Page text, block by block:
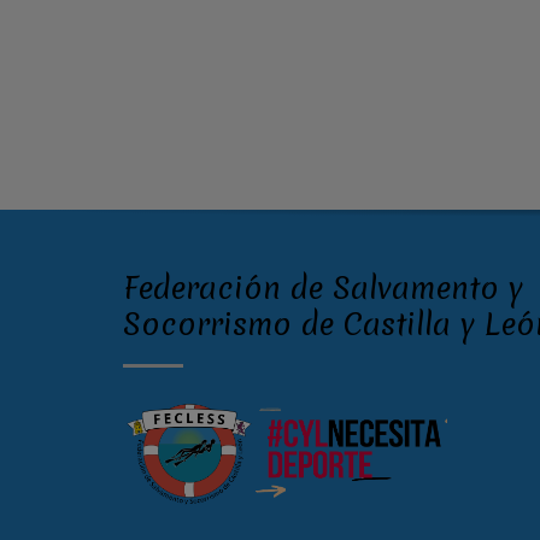
Federación de Salvamento y
Socorrismo de Castilla y